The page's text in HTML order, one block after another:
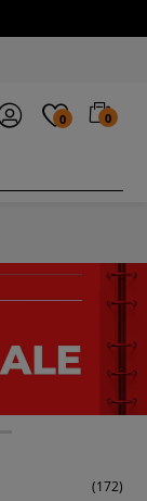
0 0
(172)